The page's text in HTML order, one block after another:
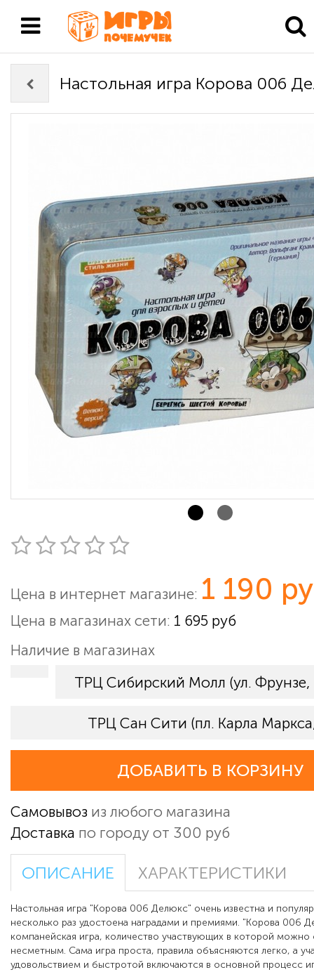
Настольная игра Корова 006
Цена в интернет магазине: 1 190
Цена в магазинах сети: 1 695 руб
Наличие в магазинах
ТРЦ Сибирский Молл (ул.
ТРЦ Сан Сити (пл. Карла
ДОБАВИТЬ В КОРЗИНУ
Самовывоз из любого магазина
Доставка по городу от 300 руб
ОПИСАНИЕ ХАРАКТЕРИСТИКИ
Настольная игра "Корова 006 Делюкс" очень известна и
несколько раз удостоена наградами и премиями. "Корова 006
компанейская игра, количество участвующих в которой можно
несметным. Сама игра проста, правила объясняются легко, а
удовольствием и быстротой включаются в основной процесс